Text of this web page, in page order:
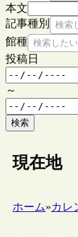
本文
記事種別
検索
館種 検索した
投稿日
～
検索
現在地
ホーム»カレ